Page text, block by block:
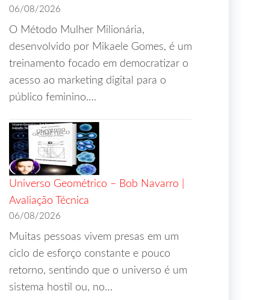
06/08/2026
O Método Mulher Milionária,
desenvolvido por Mikaele Gomes, é um
treinamento focado em democratizar o
acesso ao marketing digital para o
público feminino.…
Universo Geométrico – Bob Navarro |
Avaliação Técnica
06/08/2026
Muitas pessoas vivem presas em um
ciclo de esforço constante e pouco
retorno, sentindo que o universo é um
sistema hostil ou, no…